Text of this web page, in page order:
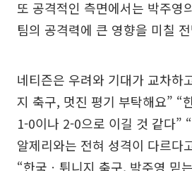
또 공격적인 측면에서는 박주영
팀의 공격력에 큰 영향을 미칠
네티즌은 우려와 기대가 교차하
지 축구, 멋진 평기 부탁해요” “
1-0이나 2-0으로 이길 것 같다”
알제리와는 전혀 성격이 다르다
“한국ㆍ튀니지 축구, 박주영 믿